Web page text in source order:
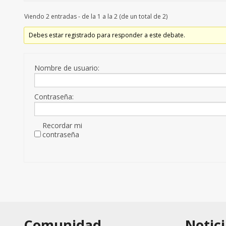
Viendo 2 entradas - de la 1 a la 2 (de un total de 2)
Debes estar registrado para responder a este debate.
Nombre de usuario:
Contraseña:
Recordar mi
contraseña